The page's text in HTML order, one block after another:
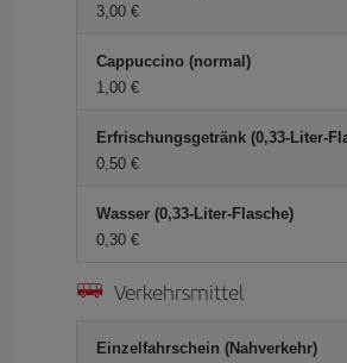
3,00 €
Cappuccino (normal)
1,00 €
Erfrischungsgetränk (0,33-Liter-
0,50 €
Wasser (0,33-Liter-Flasche)
0,30 €
Verkehrsmittel
Einzelfahrschein (Nahverkehr)